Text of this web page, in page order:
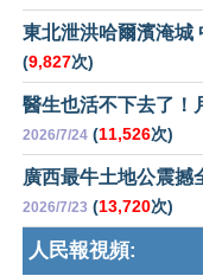
東北泄洪哈爾濱淹城
(9,827次)
醫生也活不下去了！
2026/7/24 (11,526次)
廣西最牛土地公震撼
2026/7/23 (13,720次)
人民報視頻: